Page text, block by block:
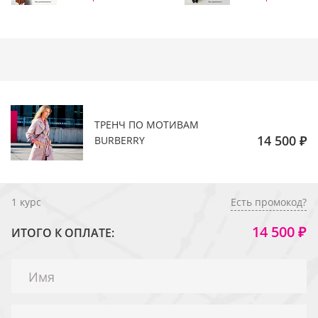
ТРЕНЧ ПО МОТИВАМ
BURBERRY
14 500 ₽
1 курс Есть промокод?
ИТОГО К ОПЛАТЕ: 14 500 ₽